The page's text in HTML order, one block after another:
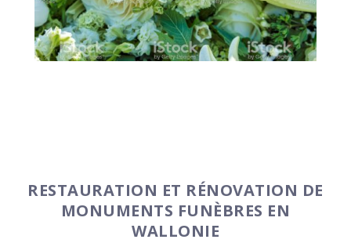
RESTAURATION ET RÉNOVATION DE
MONUMENTS FUNÈBRES EN
WALLONIE